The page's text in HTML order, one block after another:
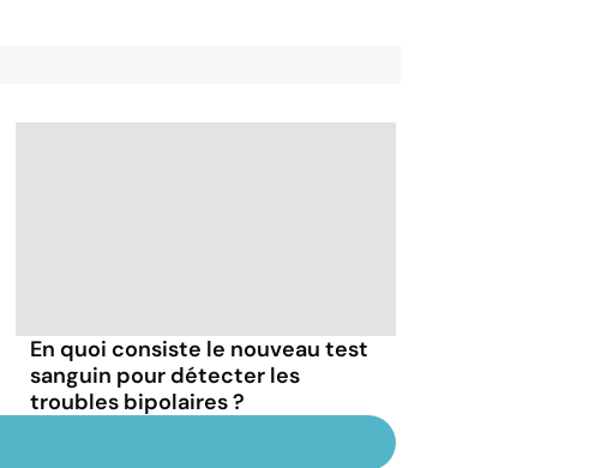
En quoi consiste le nouveau test
sanguin pour détecter les
troubles bipolaires ?